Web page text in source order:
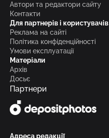
Автори та редактори сайту
Контакти
Для партнерів і користувачів
Реклама на сайті
Політика конфіденційності
Умови експлуатації
Матеріали
Архів
Досьє
Партнери
Адреса редакції